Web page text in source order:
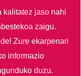
kalitatez jaso nahi
zaigu.
Zure ekarpenari
informazio
duzu.